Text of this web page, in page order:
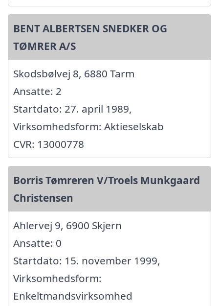
BENT ALBERTSEN SNEDKER OG
TØMRER A/S
Skodsbølvej 8, 6880 Tarm
Ansatte: 2
Startdato: 27. april 1989,
Virksomhedsform: Aktieselskab
CVR: 13000778
Borris Tømreren V/Troels Munkgaard
Christensen
Ahlervej 9, 6900 Skjern
Ansatte: 0
Startdato: 15. november 1999,
Virksomhedsform:
Enkeltmandsvirksomhed